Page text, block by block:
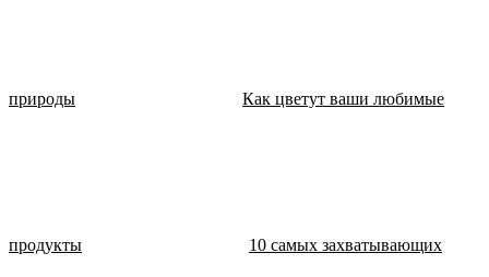
природы Как цветут ваши любимые
продукты 10 самых захватывающих